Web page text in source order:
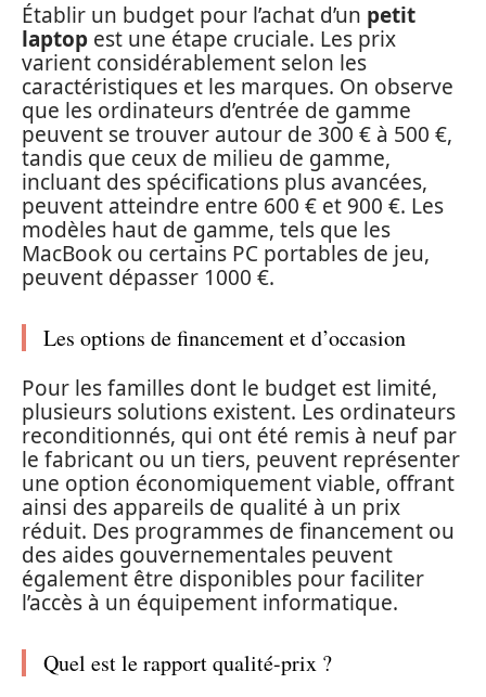
Établir un budget pour l’achat d’un petit
laptop est une étape cruciale. Les prix
varient considérablement selon les
caractéristiques et les marques. On observe
que les ordinateurs d’entrée de gamme
peuvent se trouver autour de 300 € à 500 €,
tandis que ceux de milieu de gamme,
incluant des spécifications plus avancées,
peuvent atteindre entre 600 € et 900 €. Les
modèles haut de gamme, tels que les
MacBook ou certains PC portables de jeu,
peuvent dépasser 1000 €.
Les options de financement et d’occasion
Pour les familles dont le budget est limité,
plusieurs solutions existent. Les ordinateurs
reconditionnés, qui ont été remis à neuf par
le fabricant ou un tiers, peuvent représenter
une option économiquement viable, offrant
ainsi des appareils de qualité à un prix
réduit. Des programmes de financement ou
des aides gouvernementales peuvent
également être disponibles pour faciliter
l’accès à un équipement informatique.
Quel est le rapport qualité-prix ?